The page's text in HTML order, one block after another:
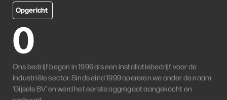
Opgericht
0
Ons bedrijf begon in 1996 als een installatiebedrijf voor de
industriële sector. Sinds eind 1999 opereren we onder de naam
‘Gijsels BV’ en werd het eerste aggregaat aangekocht en